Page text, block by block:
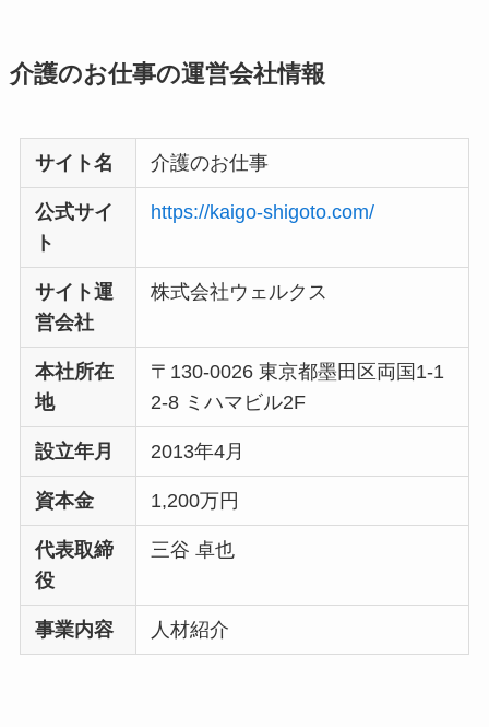
介護のお仕事の運営会社情報
サイト名 介護のお仕事
公式サイ
ト
https://kaigo-shigoto.com/
サイト運
営会社
株式会社ウェルクス
本社所在
地
〒130-0026 東京都墨田区両国1-1
2-8 ミハマビル2F
設立年月 2013年4月
資本金 1,200万円
代表取締
役
三谷 卓也
事業内容 人材紹介